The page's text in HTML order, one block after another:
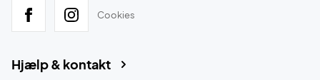
Cookies
Hjælp & kontakt